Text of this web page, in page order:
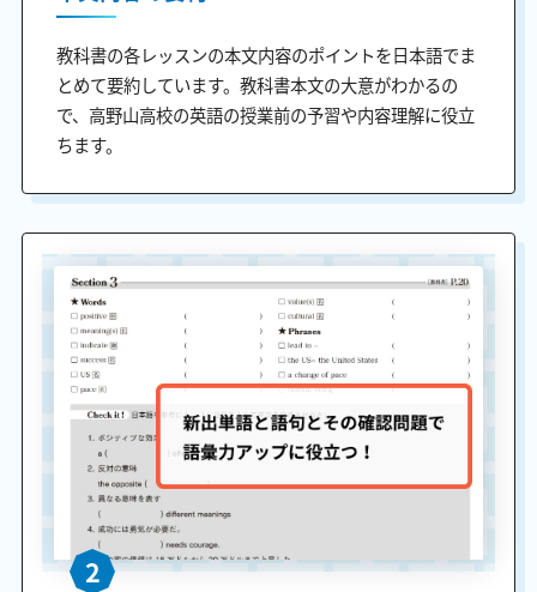
教科書の各レッスンの本文内容のポイントを日本語でま
とめて要約しています。教科書本文の大意がわかるの
で、高野山高校の英語の授業前の予習や内容理解に役立
ちます。
2